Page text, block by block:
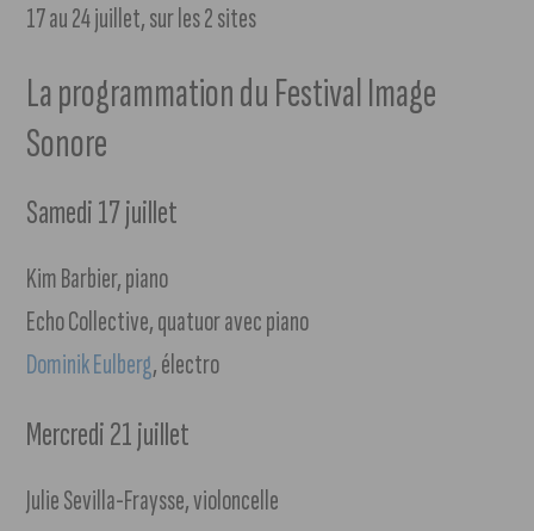
17 au 24 juillet, sur les 2 sites
La programmation du Festival Image
Sonore
Samedi 17 juillet
Kim Barbier, piano
Echo Collective, quatuor avec piano
Dominik Eulberg, électro
Mercredi 21 juillet
Julie Sevilla-Fraysse, violoncelle